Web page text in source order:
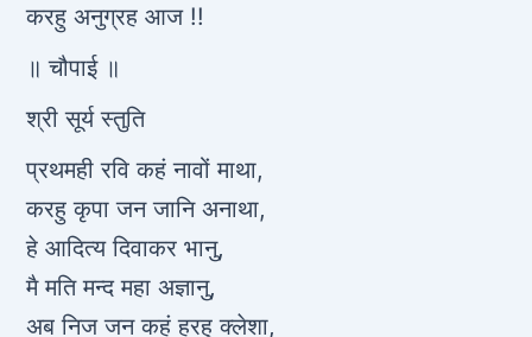
करहु अनुग्रह आज !!
॥ चौपाई ॥
श्री सूर्य स्तुति
प्रथमही रवि कहं नावों माथा,
करहु कृपा जन जानि अनाथा,
हे आदित्य दिवाकर भानु,
मै मति मन्द महा अज्ञानु,
अब निज जन कहं हरहु क्लेशा,